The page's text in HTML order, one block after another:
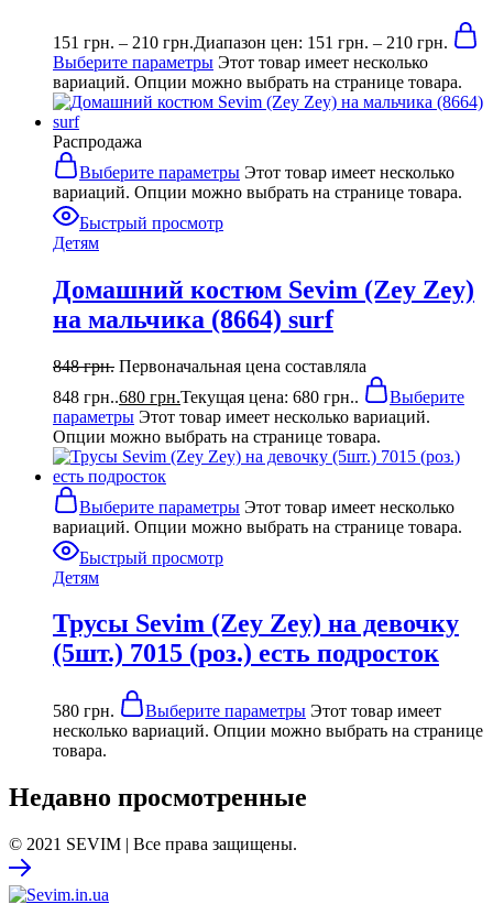
151 грн. – 210 грн.Диапазон цен: 151 грн. – 210 грн.
Выберите параметры Этот товар имеет несколько
вариаций. Опции можно выбрать на странице товара.
Распродажа
Выберите параметры Этот товар имеет несколько
вариаций. Опции можно выбрать на странице товара.
Быстрый просмотр
Детям
Домашний костюм Sevim (Zey Zey)
на мальчика (8664) surf
848грн. Первоначальная цена составляла
848 грн..680 грн.Текущая цена: 680 грн..
Выберите
параметры Этот товар имеет несколько вариаций.
Опции можно выбрать на странице товара.
Выберите параметры Этот товар имеет несколько
вариаций. Опции можно выбрать на странице товара.
Быстрый просмотр
Детям
Трусы Sevim (Zey Zey) на девочку
(5шт.) 7015 (роз.) есть подросток
580 грн. Выберите параметры Этот товар имеет
несколько вариаций. Опции можно выбрать на странице
товара.
Недавно просмотренные
© 2021 SEVIM | Все права защищены.